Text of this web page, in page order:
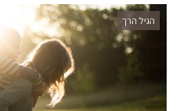
הגיל הרך